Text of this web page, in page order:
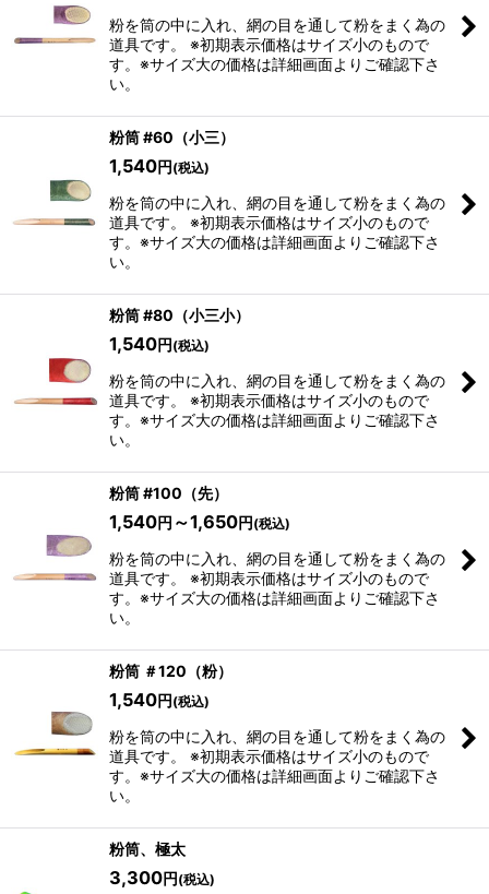
粉を筒の中に入れ、網の目を通して粉をまく為の
道具です。 ※初期表示価格はサイズ小のもので
す。※サイズ大の価格は詳細画面よりご確認下さ
い。
粉筒 #60（小三）
1,540円 (税込)
粉を筒の中に入れ、網の目を通して粉をまく為の
道具です。 ※初期表示価格はサイズ小のもので
す。※サイズ大の価格は詳細画面よりご確認下さ
い。
粉筒 #80（小三小）
1,540円 (税込)
粉を筒の中に入れ、網の目を通して粉をまく為の
道具です。 ※初期表示価格はサイズ小のもので
す。※サイズ大の価格は詳細画面よりご確認下さ
い。
粉筒 #100（先）
1,540円 ～1,650円 (税込)
粉を筒の中に入れ、網の目を通して粉をまく為の
道具です。 ※初期表示価格はサイズ小のもので
す。※サイズ大の価格は詳細画面よりご確認下さ
い。
粉筒 ＃120（粉）
1,540円 (税込)
粉を筒の中に入れ、網の目を通して粉をまく為の
道具です。 ※初期表示価格はサイズ小のもので
す。※サイズ大の価格は詳細画面よりご確認下さ
い。
粉筒、極太
3,300円 (税込)